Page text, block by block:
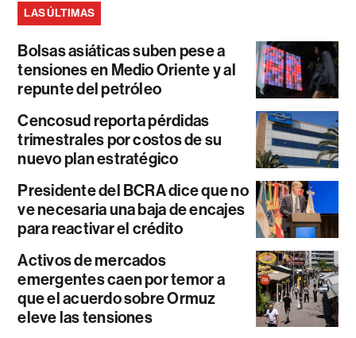
LAS ÚLTIMAS
Bolsas asiáticas suben pese a
tensiones en Medio Oriente y al
repunte del petróleo
Cencosud reporta pérdidas
trimestrales por costos de su
nuevo plan estratégico
Presidente del BCRA dice que no
ve necesaria una baja de encajes
para reactivar el crédito
Activos de mercados
emergentes caen por temor a
que el acuerdo sobre Ormuz
eleve las tensiones